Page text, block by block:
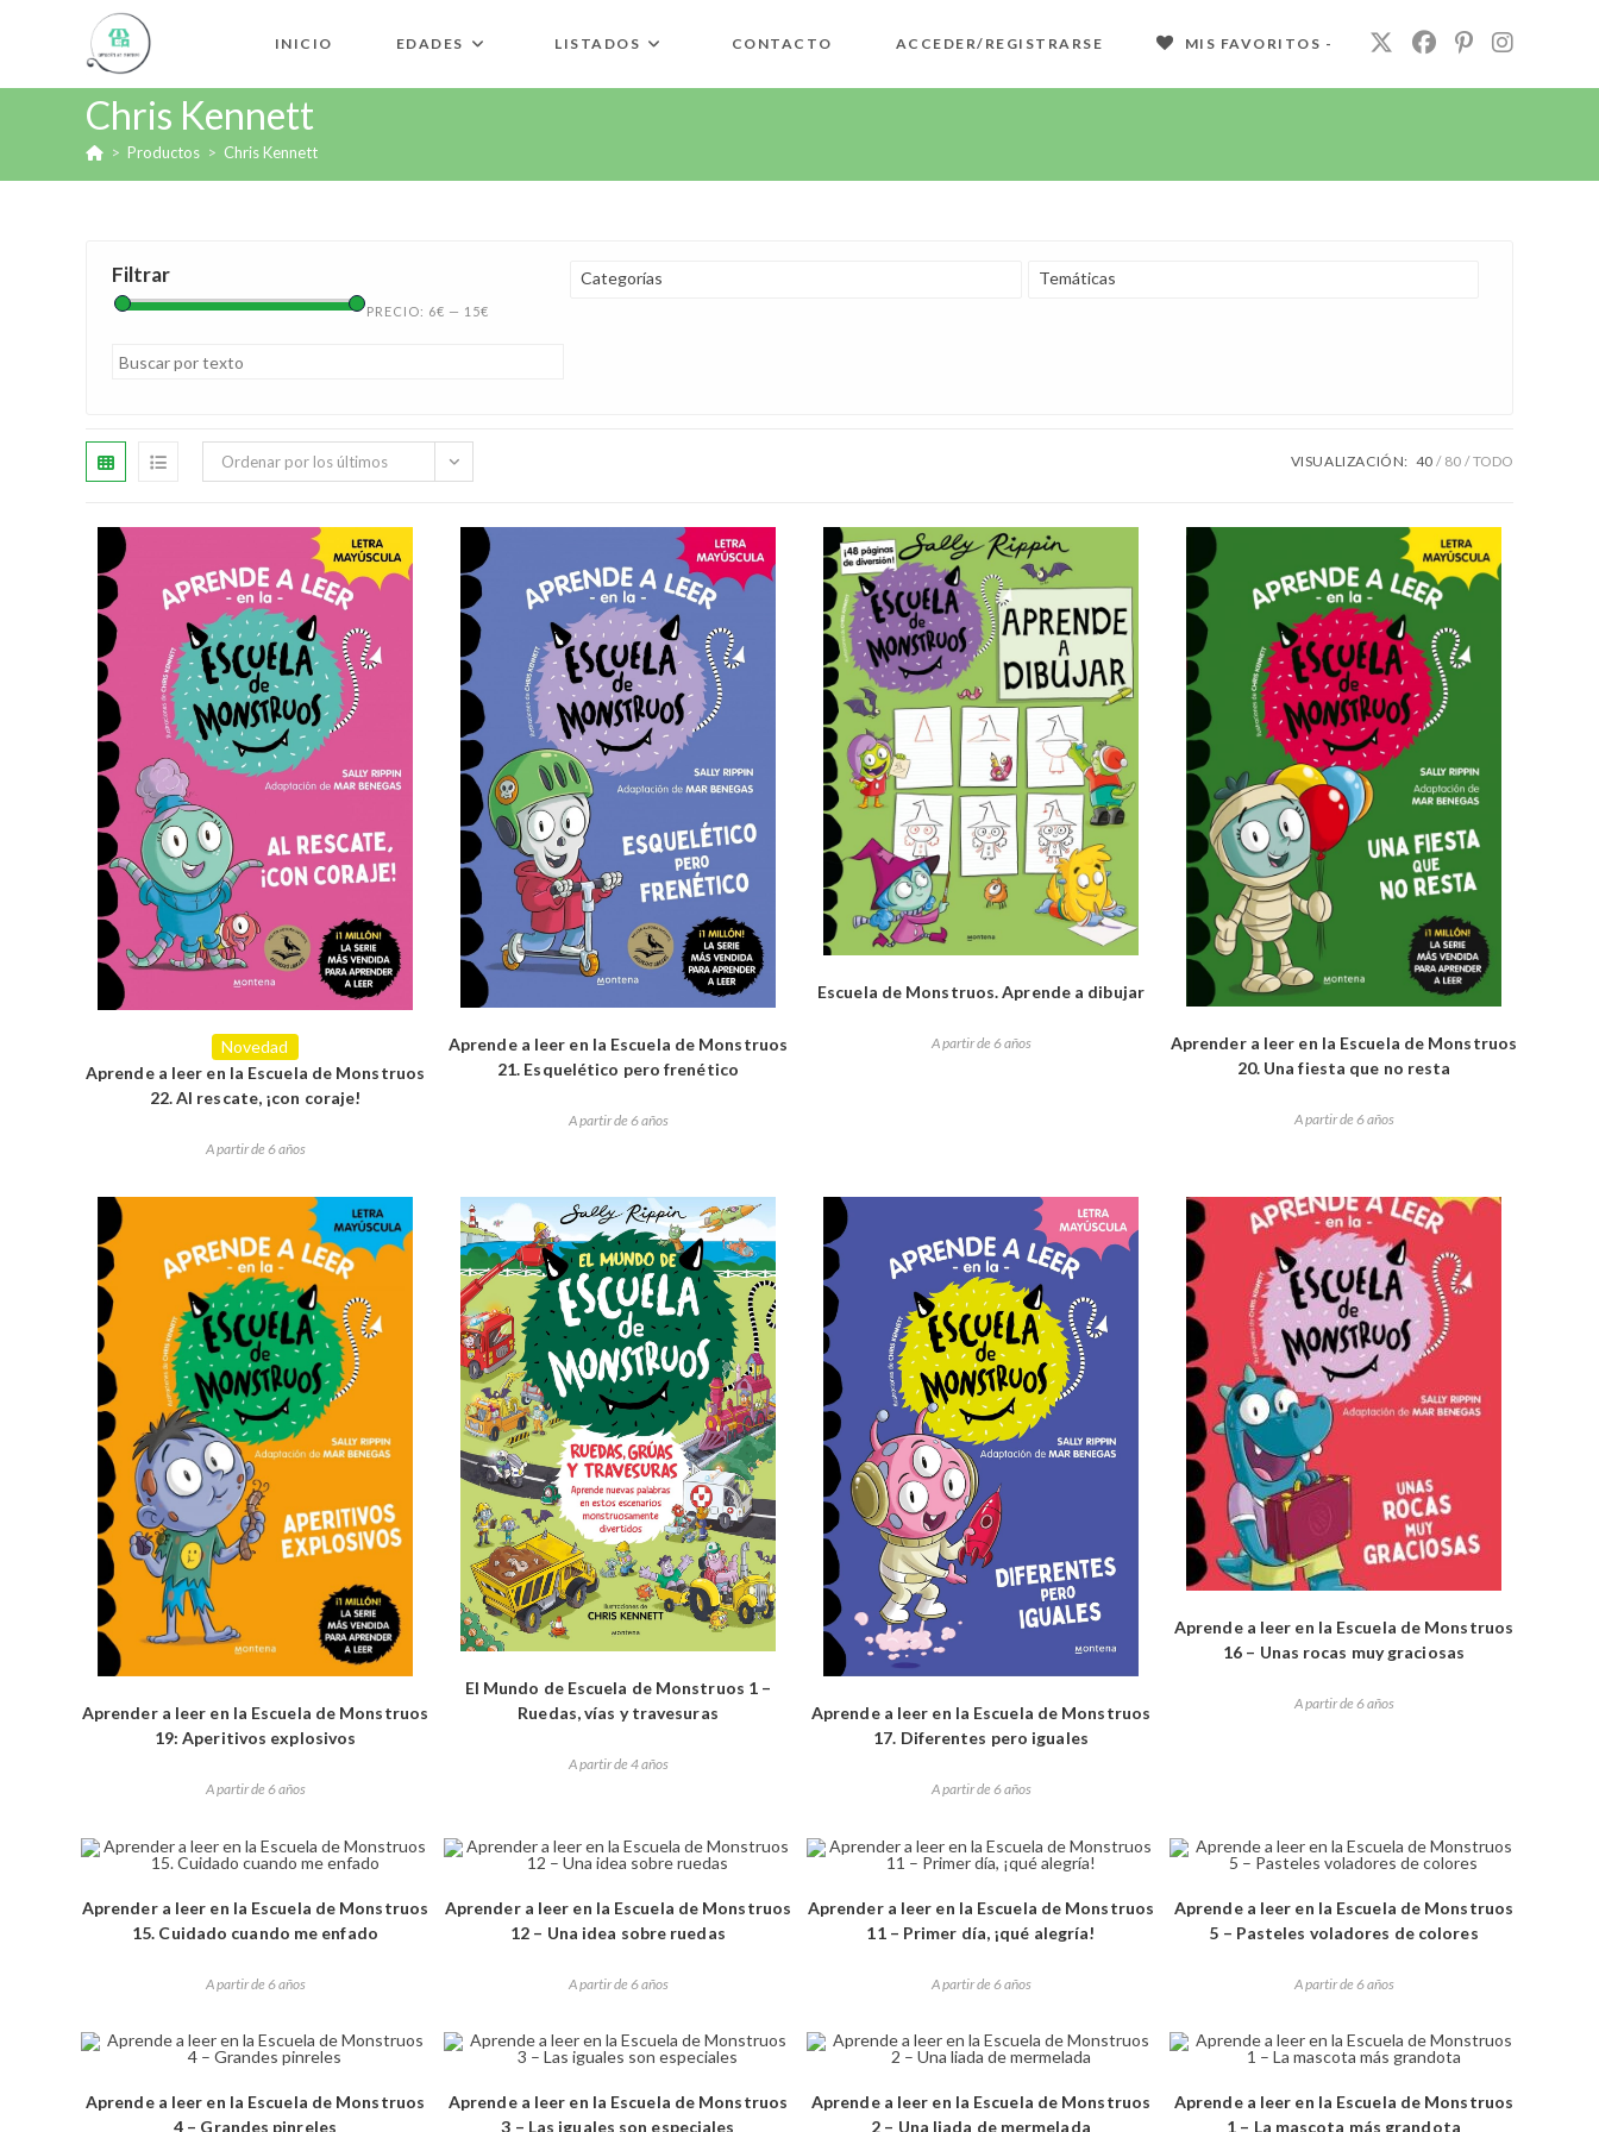
INICIO EDADES LISTADOS CONTACTO ACCEDER/REGISTRARSE MIS FAVORITOS -
Chris Kennett
> Productos > Chris Kennett
Filtrar
PRECIO: 6€ — 15€
Categorías Temáticas
Ordenar por los últimos VISUALIZACIÓN: 40 80 TODO
Novedad
Aprende a leer en la Escuela de Monstruos
22. Al rescate, ¡con coraje!
A partir de 6 años
Aprende a leer en la Escuela de Monstruos
21. Esquelético pero frenético
A partir de 6 años
Escuela de Monstruos. Aprende a dibujar
A partir de 6 años
Aprender a leer en la Escuela de Monstruos
20. Una fiesta que no resta
A partir de 6 años
Aprender a leer en la Escuela de Monstruos
19: Aperitivos explosivos
A partir de 6 años
El Mundo de Escuela de Monstruos 1 –
Ruedas, vías y travesuras
A partir de 4 años
Aprende a leer en la Escuela de Monstruos
17. Diferentes pero iguales
A partir de 6 años
Aprende a leer en la Escuela de Monstruos
16 – Unas rocas muy graciosas
A partir de 6 años
Aprender a leer en la Escuela de Monstruos
15. Cuidado cuando me enfado
A partir de 6 años
Aprender a leer en la Escuela de Monstruos
12 – Una idea sobre ruedas
A partir de 6 años
Aprender a leer en la Escuela de Monstruos
11 – Primer día, ¡qué alegría!
A partir de 6 años
Aprende a leer en la Escuela de Monstruos
5 – Pasteles voladores de colores
A partir de 6 años
Aprende a leer en la Escuela de Monstruos
4 – Grandes pinreles
Aprende a leer en la Escuela de Monstruos
3 – Las iguales son especiales
Aprende a leer en la Escuela de Monstruos
2 – Una liada de mermelada
Aprende a leer en la Escuela de Monstruos
1 – La mascota más grandota